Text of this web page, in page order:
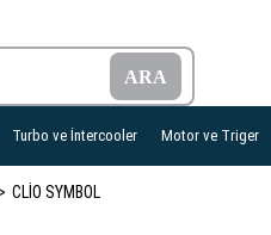
Turbo ve İntercooler Motor ve Triger
CLİO SYMBOL